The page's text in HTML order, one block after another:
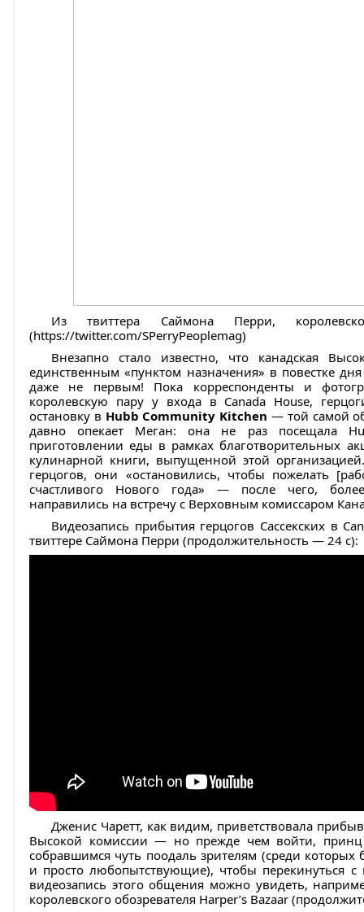
Из твиттера Саймона Перри,
(https://twitter.com/SPerryPeoplemag)
Внезапно стало известно, что канадская
единственным «пунктом назначения» в повестке
даже не первым! Пока корреспонденты и
королевскую пару у входа в Canada House,
остановку в Hubb Community Kitchen — той самой
давно опекает Меган: она не раз посещала
приготовлении еды в рамках благотворительных
кулинарной книги, выпущенной этой
герцогов, они «остановились, чтобы пожелать
счастливого Нового года» — после чего,
направились на встречу с Верховным комиссаром
Видеозапись прибытия герцогов Сассекских в
твиттере Саймона Перри (продолжительность — 24 с):
Дженис Чаретт, как видим, приветствовала
Высокой комиссии — но прежде чем войти,
собравшимся чуть поодаль зрителям (среди которых
и просто любопытствующие), чтобы перекинуться
видеозапись этого общения можно увидеть,
королевского обозревателя Harper’s Bazaar